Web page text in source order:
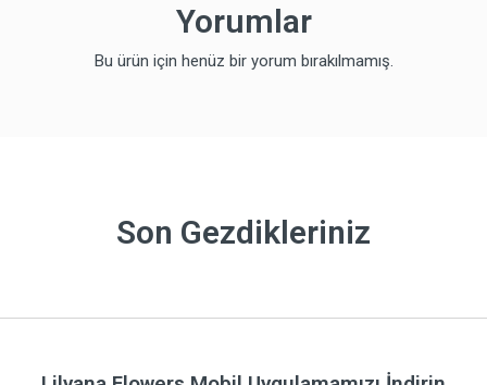
Yorumlar
Bu ürün için henüz bir yorum bırakılmamış.
Son Gezdikleriniz